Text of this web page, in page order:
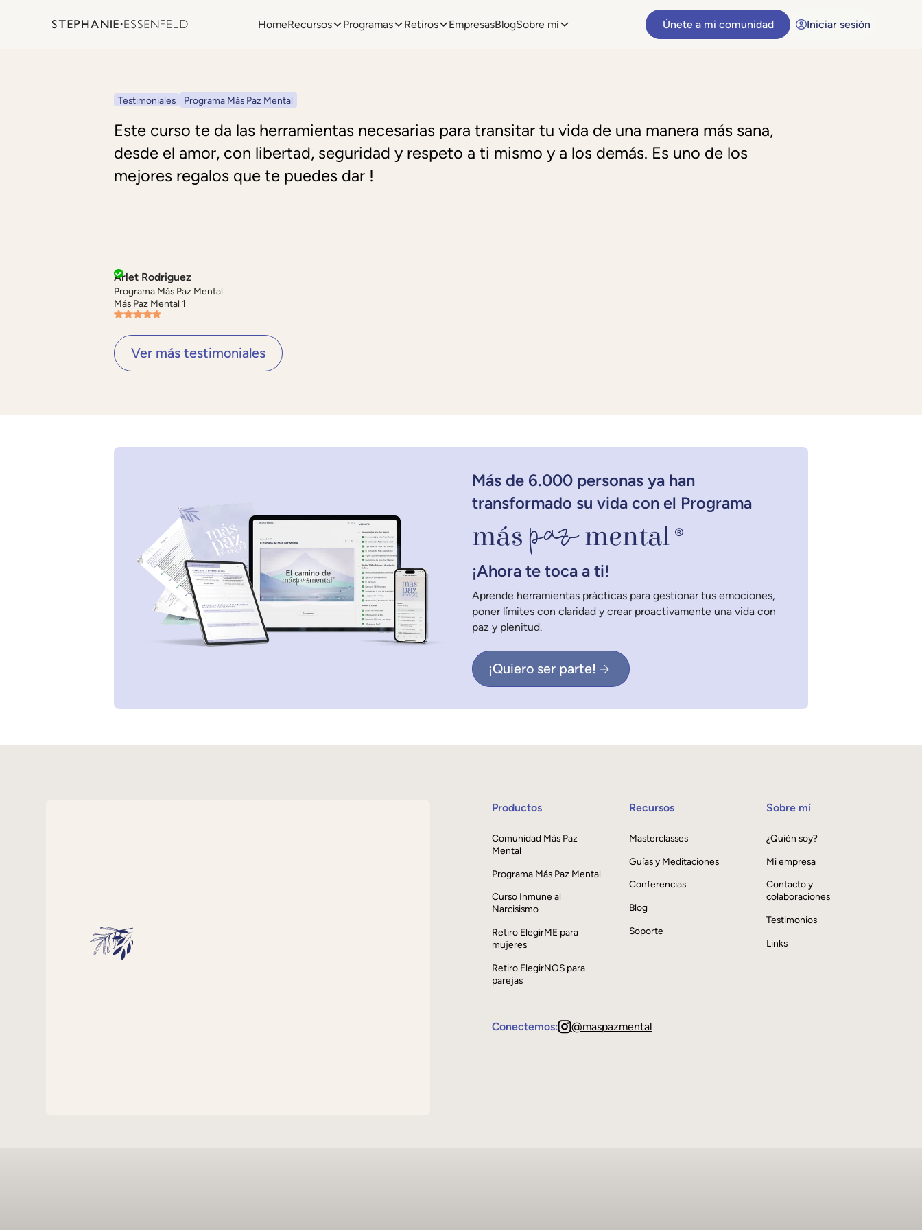
HomeRecursos Programas Retiros EmpresasBlogSobre mí Únete a mi comunidad Iniciar sesión
Testimoniales Programa Más Paz Mental
Este curso te da las herramientas necesarias para transitar tu vida de una manera más sana,
desde el amor, con libertad, seguridad y respeto a ti mismo y a los demás. Es uno de los
mejores regalos que te puedes dar !
Arlet Rodriguez
Programa Más Paz Mental
Más Paz Mental 1
Ver más testimoniales
Más de 6.000 personas ya han
transformado su vida con el Programa
más pazmental ®
¡Ahora te toca a ti!
Aprende herramientas prácticas para gestionar tus emociones,
poner límites con claridad y crear proactivamente una vida con
paz y plenitud.
¡Quiero ser parte!
Productos
Comunidad Más Paz
Mental
Programa Más Paz Mental
Curso Inmune al
Narcisismo
Retiro ElegirME para
mujeres
Retiro ElegirNOS para
parejas
Recursos
Masterclasses
Guías y Meditaciones
Conferencias
Blog
Soporte
Sobre mí
¿Quién soy?
Mi empresa
Contacto y
colaboraciones
Testimonios
Links
Conectemos: @maspazmental